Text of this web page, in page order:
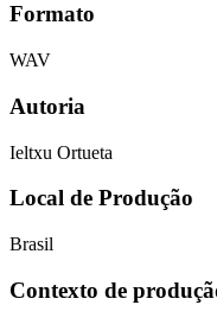
Formato
WAV
Autoria
Ieltxu Ortueta
Local de Produção
Brasil
Contexto de